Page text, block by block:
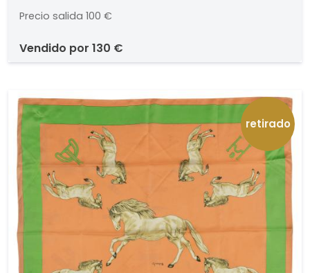
Precio salida 100 €
vendido por 130 €
retirado